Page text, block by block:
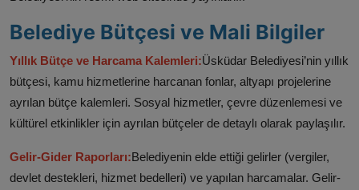
Belediye Bütçesi ve Mali Bilgiler
Yıllık Bütçe ve Harcama Kalemleri:Üsküdar Belediyesi’nin yıllık
bütçesi, kamu hizmetlerine harcanan fonlar, altyapı projelerine
ayrılan bütçe kalemleri. Sosyal hizmetler, çevre düzenlemesi ve
kültürel etkinlikler için ayrılan bütçeler de detaylı olarak paylaşılır.
Gelir-Gider Raporları:Belediyenin elde ettiği gelirler (vergiler,
devlet destekleri, hizmet bedelleri) ve yapılan harcamalar. Gelir-